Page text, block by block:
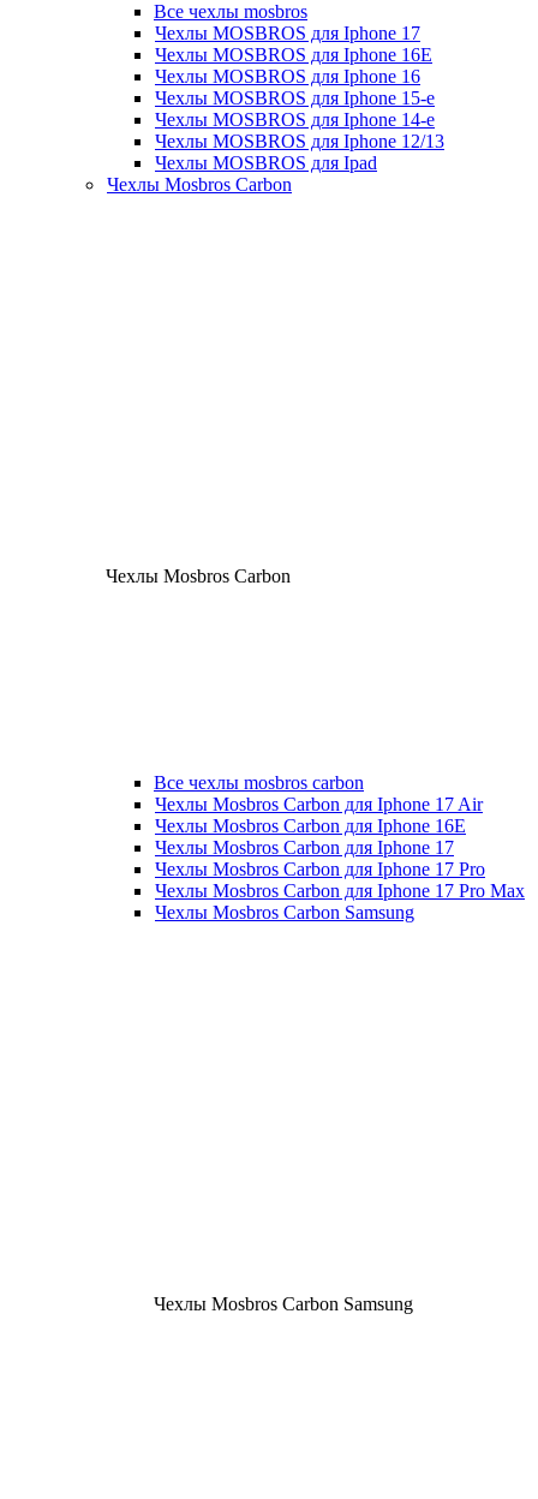
Все чехлы mosbros
Чехлы MOSBROS для Iphone 17
Чехлы MOSBROS для Iphone 16E
Чехлы MOSBROS для Iphone 16
Чехлы MOSBROS для Iphone 15-е
Чехлы MOSBROS для Iphone 14-е
Чехлы MOSBROS для Iphone 12/13
Чехлы MOSBROS для Ipad
Чехлы Mosbros Carbon
Чехлы Mosbros Carbon
Все чехлы mosbros carbon
Чехлы Mosbros Carbon для Iphone 17 Air
Чехлы Mosbros Carbon для Iphone 16E
Чехлы Mosbros Carbon для Iphone 17
Чехлы Mosbros Carbon для Iphone 17 Pro
Чехлы Mosbros Carbon для Iphone 17 Pro Max
Чехлы Mosbros Carbon Samsung
Чехлы Mosbros Carbon Samsung